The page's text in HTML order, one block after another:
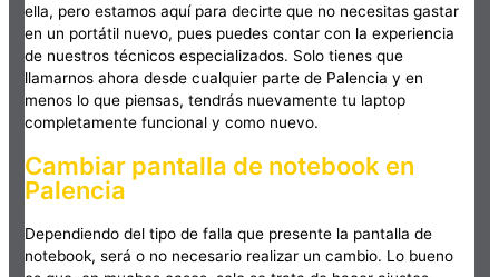
ella, pero estamos aquí para decirte que no necesitas gastar
en un portátil nuevo, pues puedes contar con la experiencia
de nuestros técnicos especializados. Solo tienes que
llamarnos ahora desde cualquier parte de Palencia y en
menos lo que piensas, tendrás nuevamente tu laptop
completamente funcional y como nuevo.
Cambiar pantalla de notebook en
Palencia
Dependiendo del tipo de falla que presente la pantalla de
notebook, será o no necesario realizar un cambio. Lo bueno